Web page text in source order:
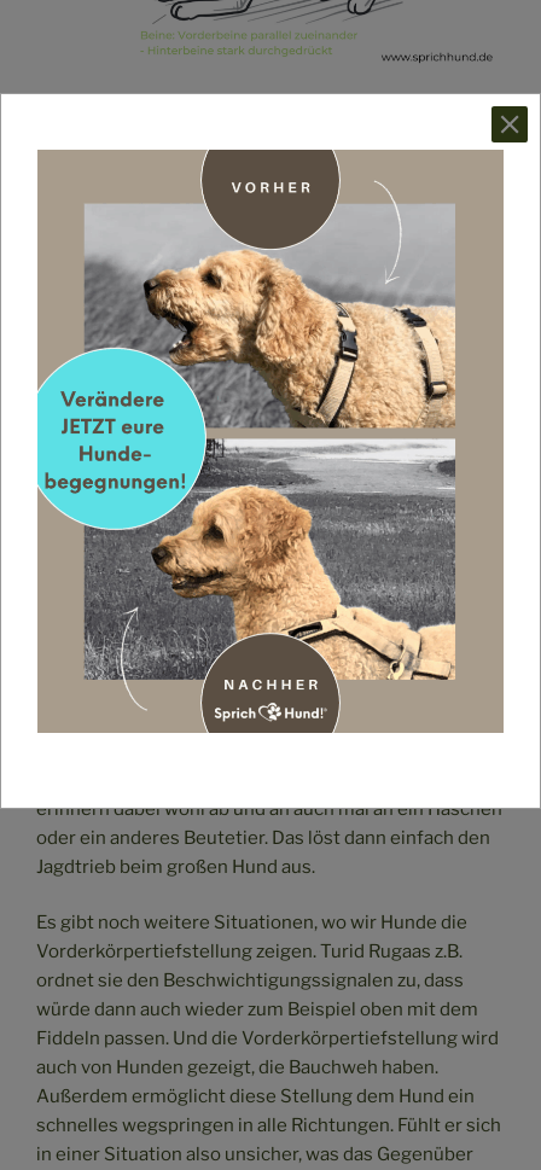
ein bisschen rumgeschnüffelt. Da seh ich in einem
Abstand von vielleicht 30 Metern, einen wirklich
großen Hund und der hat seinen Vorderkörper
abgesenkt, seine Vorderbeine liegen parallel vor ihm –
keine bisschen gespreizt, sein Blick ruht starr auf mir,
seine Ohren sind vorne/oben und seine Körperachse
ist kerzengerade, mit der hocherhobenen Rute, auf
mich ausgerichtet. Der sah aus wie ein Pfeil, der in
meine Richtung zeigt.
Ey, wirklich, der wollte absolut nicht spielen. Der wollte
mich jagen! Ich war heilfroh, dass mein Frauchen das
gesehen hat und den Besitzer von dem anderen Hund
gebeten hat, seinen Hund bei sich zu behalten. Puh,
nochmal Glück gehabt.
Gerade zwischen großen und kleinen Hunden, kann es
da echt gefährlich ausgehen, wenn man die Hunde
einfach mal machen lässt. Große Hunde, halten uns
kleinen Hunde manchmal für Beute. Das machen sie
nicht, weil sie böse sind, sondern weil sie es einfach
erinnern dabei wohl ab und an auch mal an ein Häschen
oder ein anderes Beutetier. Das löst dann einfach den
Jagdtrieb beim großen Hund aus.
Es gibt noch weitere Situationen, wo wir Hunde die
Vorderkörpertiefstellung zeigen. Turid Rugaas z.B.
ordnet sie den Beschwichtigungssignalen zu, dass
würde dann auch wieder zum Beispiel oben mit dem
Fiddeln passen. Und die Vorderkörpertiefstellung wird
auch von Hunden gezeigt, die Bauchweh haben.
Außerdem ermöglicht diese Stellung dem Hund ein
schnelles wegspringen in alle Richtungen. Fühlt er sich
in einer Situation also unsicher, was das Gegenüber